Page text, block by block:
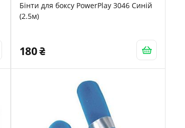
Бінти для боксу PowerPlay 3046 Синій
(2.5м)
180